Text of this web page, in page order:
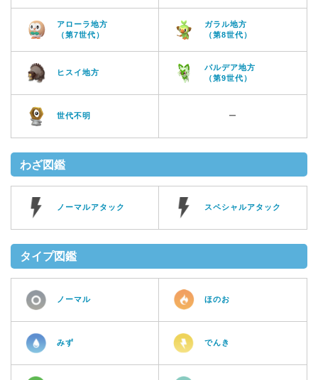
アローラ地方
（第7世代）
ガラル地方
（第8世代）
ヒスイ地方
パルデア地方
（第9世代）
世代不明 ー
わざ図鑑
ノーマルアタック スペシャルアタック
タイプ図鑑
ノーマル ほのお
みず でんき